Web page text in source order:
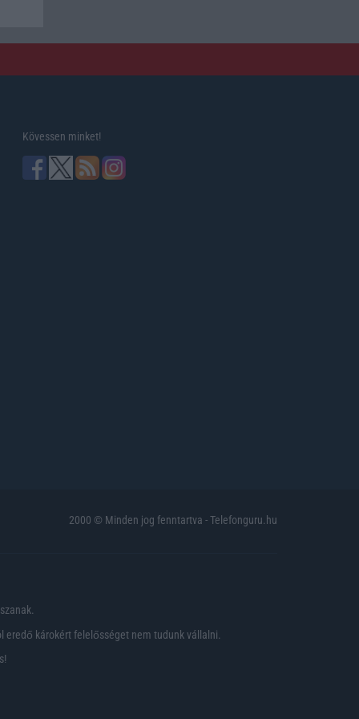
Kövessen minket!
2000 © Minden jog fenntartva - Telefonguru.hu
károkért felelősséget nem tudunk vállalni.